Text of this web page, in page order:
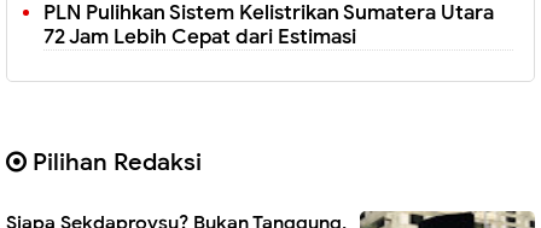
PLN Pulihkan Sistem Kelistrikan Sumatera Utara
72 Jam Lebih Cepat dari Estimasi
Pilihan Redaksi